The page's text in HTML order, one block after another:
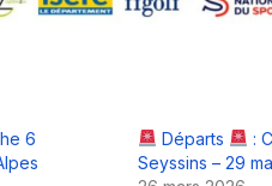
6
Départs
:
Seyssins – 29